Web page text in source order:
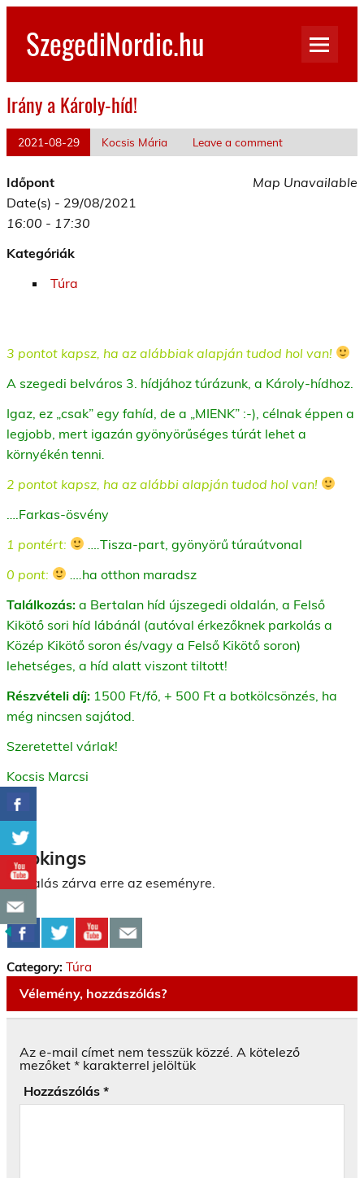
Skip
contentSzegediNordic.hu
Irány a Károly-híd!
2021-08-29 Kocsis Mária Leave a comment
Map Unavailable
Időpont
Date(s) - 29/08/2021
16:00 - 17:30
Kategóriák
Túra
3 pontot kapsz, ha az alábbiak alapján tudod hol van!
A szegedi belváros 3. hídjához túrázunk, a Károly-hídhoz.
Igaz, ez „csak” egy fahíd, de a „MIENK” :-), célnak éppen a
legjobb, mert igazán gyönyörűséges túrát lehet a
környékén tenni
2 pontot kapsz, ha az alábbi alapján tudod hol van!
….Farkas-ösvény
1 pontért:
….Tisza-part, gyönyörű túraútvonal
0 pont:
ha otthon maradsz
Találkozás: a Bertalan híd újszegedi oldalán, a Felső
Kikötő sori híd lábánál (autóval érkezőknek parkolás a
Közép Kikötő soron és/vagy a Felső Kikötő soron)
lehetséges, a híd alatt viszont tiltott!
Részvételi díj: 1500 Ft/fő, + 500 Ft a botkölcsönzés, ha
még nincsen sajátod.
Szeretettel várlak!
Kocsis Marcsi
Bookings
Foglalás zárva erre az eseményre.
Category: Túra
Vélemény, hozzászólás?
Az e-mail címet nem tesszük közzé. A kötelező
mezőket * karakterrel jelöltük
Hozzászólás *